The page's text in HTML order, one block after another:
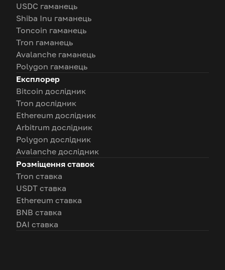
USDC гаманець
Shiba Inu гаманець
Toncoin гаманець
Tron гаманець
Avalanche гаманець
Polygon гаманець
Експлорер
Bitcoin дослідник
Tron дослідник
Ethereum дослідник
Arbitrum дослідник
Polygon дослідник
Avalanche дослідник
Розміщення ставок
Tron ставка
USDT ставка
Ethereum ставка
BNB ставка
DAI ставка